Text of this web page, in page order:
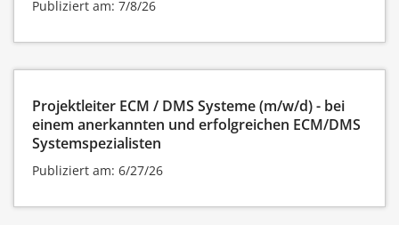
Publiziert am: 7/8/26
Projektleiter ECM / DMS Systeme (m/w/d) - bei
einem anerkannten und erfolgreichen ECM/DMS
Systemspezialisten
Publiziert am: 6/27/26